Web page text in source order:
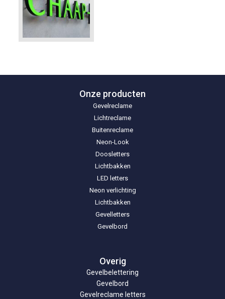
Onze producten
Gevelreclame
Lichtreclame
Buitenreclame
Neon-Look
Doosletters
Lichtbakken
LED letters
Neon verlichting
Lichtbakken
Gevelletters
Gevelbord
Overig
Gevelbelettering
Gevelbord
Gevelreclame letters